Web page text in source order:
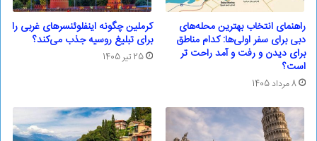
راهنمای انتخاب بهترین محله‌های
دبی برای سفر اولی‌ها: کدام مناطق
برای دیدن و رفت و آمد راحت تر
است؟
8 مرداد 1405
کرملین چگونه اینفلوئنسرهای غربی را
برای تبلیغ روسیه جذب می‌کند؟
25 تیر 1405